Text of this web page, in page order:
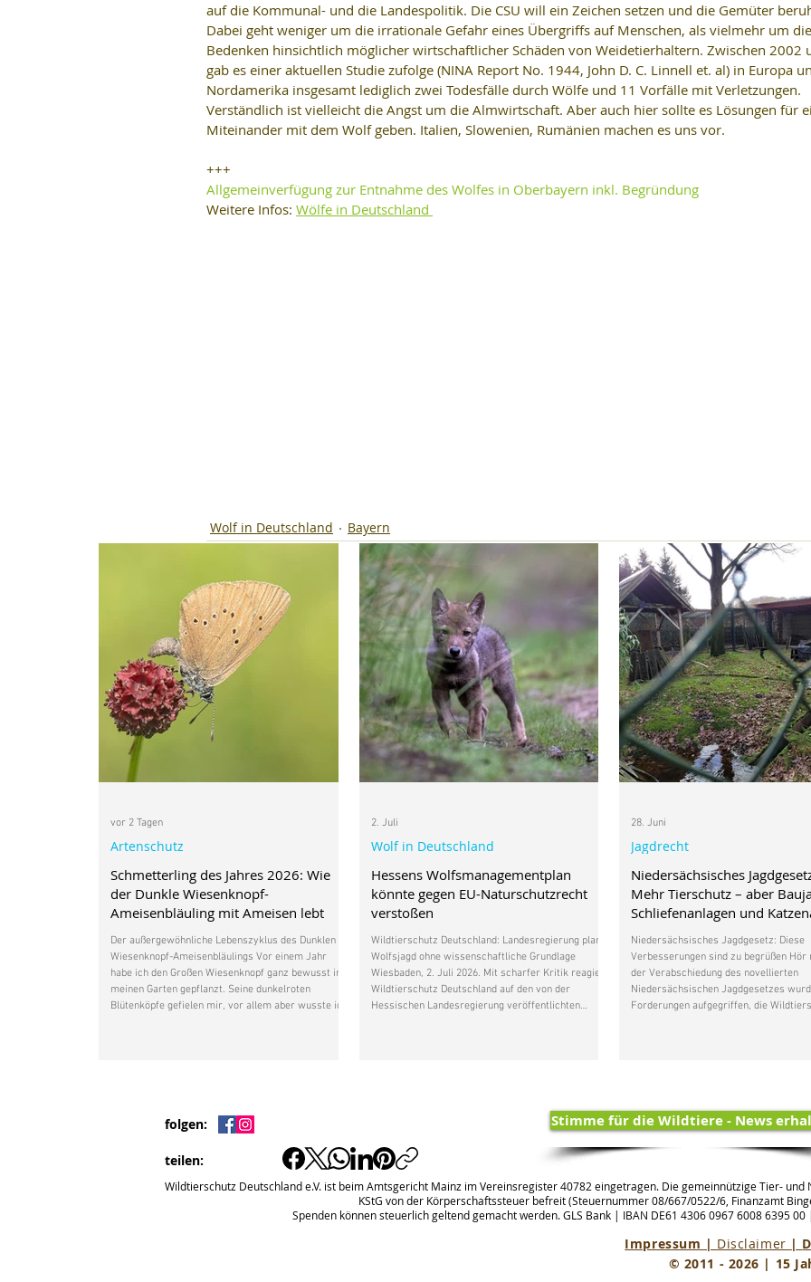
auf die Kommunal- und die Landespolitik. Die CSU will ein Zeichen setzen und die Gemüter
Dabei geht weniger um die irrationale Gefahr eines Übergriffs auf Menschen, als vielmehr um die
Bedenken hinsichtlich möglicher wirtschaftlicher Schäden von Weidetierhaltern. Zwischen 2002
gab es einer aktuellen Studie zufolge (NINA Report No. 1944, John D. C. Linnell et. al) in Europa
Nordamerika insgesamt lediglich zwei Todesfälle durch Wölfe und 11 Vorfälle mit Verletzungen.
Verständlich ist vielleicht die Angst um die Almwirtschaft. Aber auch hier sollte es Lösungen für
Miteinander mit dem Wolf geben. Italien, Slowenien, Rumänien machen es uns vor.
+++
Allgemeinverfügung zur Entnahme des Wolfes in Oberbayern inkl. Begründung
Weitere Infos: Wölfe in Deutschland
Wolf in Deutschland Bayern
Schmetterling des Jahres 2026: Wie
der Dunkle Wiesenknopf-
Ameisenbläuling mit Ameisen lebt
Der außergewöhnliche Lebenszyklus des Dunklen
Wiesenknopf-Ameisenbläulings Vor einem Jahr
habe ich den Großen Wiesenknopf ganz bewusst in
meinen Garten gepflanzt. Seine dunkelroten
Blütenköpfe gefielen mir, vor allem aber wusste ich,
Artenschutz
vor 2 Tagen
Hessens Wolfsmanagementplan
könnte gegen EU-Naturschutzrecht
verstoßen
Wildtierschutz Deutschland: Landesregierung plant
Wolfsjagd ohne wissenschaftliche Grundlage
Wiesbaden, 2. Juli 2026. Mit scharfer Kritik reagiert
Wildtierschutz Deutschland auf den von der
Hessischen Landesregierung veröffentlichten
Wolf in Deutschland
2. Juli
Niedersächsisches
Mehr Tierschutz – aber
Schliefenanlagen und
bleiben
Niedersächsisches Jagdgesetz: Diese
Verbesserungen sind zu begrüßen Hör
der Verabschiedung des novellierten
Niedersächsischen Jagdgesetzes
Forderungen aufgegriffen, die
Hunde. Dass d
Jagdrecht
28. Juni
folgen:
teilen:
Stimme für die Wildtiere - News
Wildtierschutz Deutschland e.V. ist beim Amtsgericht Mainz im Vereinsregister 40782 eingetragen. Die gemeinnützige Tier-
KStG von der Körperschaftssteuer befreit (Steuernummer 08/667/0522/6, Finanzamt
Spenden können steuerlich geltend gemacht werden. GLS Bank | IBAN DE61 4306 0967 6008 6395 00 |
Impressum | Disclaimer |
© 2011 - 2026 | 15